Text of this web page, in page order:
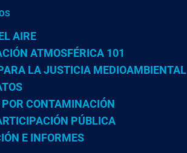
AIRE
ATMOSFÉRICA 101
LA JUSTICIA MEDIOAMBIENTAL
CONTAMINACIÓN
PÚBLICA
E INFORMES